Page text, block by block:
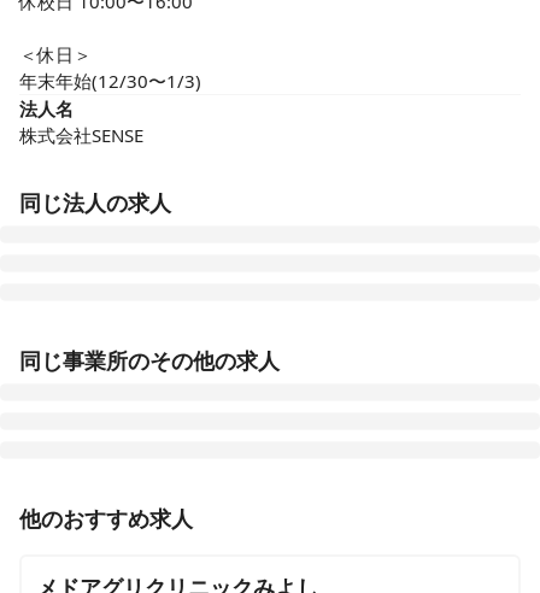
＜休日＞
年末年始(12/30〜1/3)
法人名
株式会社SENSE
同じ法人の求人
愛知県名古屋市西区貴生町402 Vi I la上小田井壱番館203
ハースニコ
同じ事業所のその他の求人
正看護師 正社員（常勤）
【名古屋市】〈児発・放デイ〉小児未経験の方でも安心
他のおすすめ求人
メドアグリクリニックみよし